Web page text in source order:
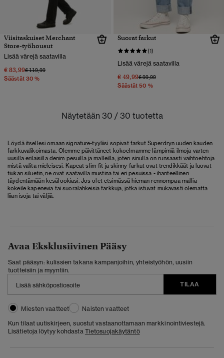
Viisitaskuiset Merchant
Store-työhousut
Lisää värejä saatavilla
€ 83,99Hinta alennettu hinnasta
€ 119,99hintaan
Säästät 30 %
Suorat farkut
(1)
Lisää värejä saatavilla
€ 49,99Hinta alennettu hinnasta
€ 99,99hintaan
Säästät 50 %
Näytetään 30 / 30 tuotetta
Löydä itsellesi omaan signature-tyyliisi sopivat farkut Superdryn uuden kauden
farkkuvalikoimasta. Olemme päivittäneet kokoelmamme lämpimiä ilmoja varten
uusilla erilaisilla denim pesuilla ja malleilla, joten sinulla on runsaasti vaihtoehtoja
mistä valita mieleisesi. Kapeat slim-fit ja skinny-farkut ovat trendikkäät ja luovat
tiukan siluetin, ne ovat saatavilla mustina tai eri pesuissa - ihanteellinen
täydentämään kesälookiasi. Jos olet etsimässä hieman rennompaa mallia
kokeile kapenevia tai suoralahkeisia farkkuja, jotka istuvat mukavasti olematta
liian isoja tai väljiä.
Avaa Eksklusiivinen Pääsy
Saat pääsyn: kulissien takana kampanjoihin, yhteistyöhön, uusiin
tuotteisiin ja myyntiin.
TILAA
Miesten vaatteet
Naisten vaatteet
Kun tilaat uutiskirjeen, suostut vastaanottamaan markkinointiviestejä.
Lisätietoja löytyy kohdasta Tietosuojakäytäntö